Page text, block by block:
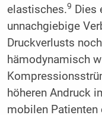
elastisches.9 Dies
unnachgiebige
Druckverlusts
hämodynamisch
höheren Andruck
mobilen Patienten